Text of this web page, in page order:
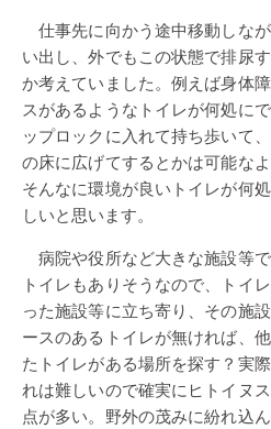
仕事先に向かう途中移動しな
い出し、外でもこの状態で排尿
か考えていました。例えば身体
スがあるようなトイレが何処に
ップロックに入れて持ち歩いて
の床に広げてするとかは可能な
そんなに環境が良いトイレが何
しいと思います。
病院や役所など大きな施設等
トイレもありそうなので、トイ
った施設等に立ち寄り、その施
ースのあるトイレが無ければ、
たトイレがある場所を探す？実
れは難しいので確実にヒトイヌ
点が多い。野外の茂みに紛れ込